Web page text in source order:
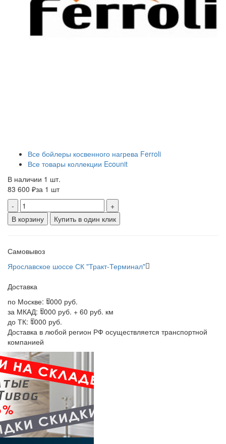
Все бойлеры косвенного нагрева Ferroli
Все товары коллекции Ecounit
В наличии 1 шт.
83 600 ₽за 1 шт
-
+
В корзину
Купить в один клик
Самовывоз
Ярославское шоссе СК "Тракт-Терминал"
Доставка
по Москве: 1000 руб.
за МКАД: 1000 руб. + 60 руб. км
до ТК: 1000 руб.
Доставка в любой регион РФ осуществляется транспортной
компанией